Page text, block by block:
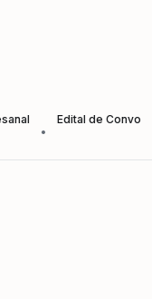
Edital de Convocação